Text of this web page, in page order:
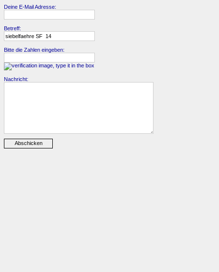
Deine E-Mail Adresse:
Betreff:
Bitte die Zahlen eingeben:
Nachricht: